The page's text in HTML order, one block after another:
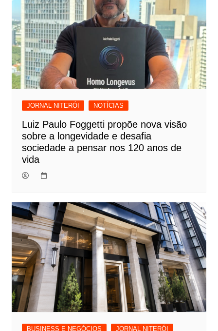
JORNAL NITERÓI NOTÍCIAS
Luiz Paulo Foggetti propõe nova visão
sobre a longevidade e desafia
sociedade a pensar nos 120 anos de
vida
BUSINESS E NEGÓCIOS
JORNAL NITERÓI